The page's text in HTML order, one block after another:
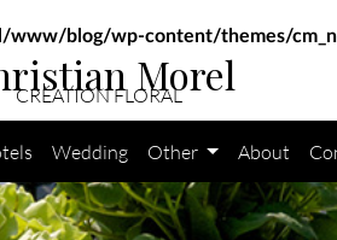
www/blog/wp-content/themes/
Morel
CRÉATION FLORAL
Wedding Other About